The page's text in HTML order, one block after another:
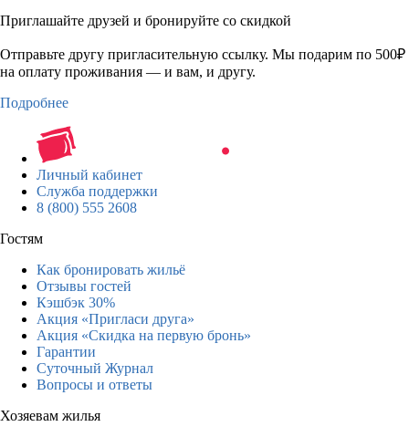
Приглашайте друзей и бронируйте со скидкой
Отправьте другу пригласительную ссылку. Мы подарим по 500₽
на оплату проживания — и вам, и другу.
Подробнее
Личный кабинет
Служба поддержки
8 (800) 555 2608
Гостям
Как бронировать жильё
Отзывы гостей
Кэшбэк 30%
Акция «Пригласи друга»
Акция «Скидка на первую бронь»
Гарантии
Суточный Журнал
Вопросы и ответы
Хозяевам жилья